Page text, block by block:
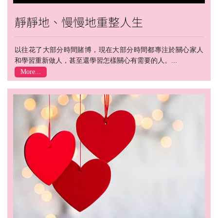
靜靜地、慢慢地重整人生
以往花了大部分時間賭博，現在大部分時間都專注於關心家人
和學習重新做人，甚至還學習怎樣關心有需要的人。...
More...